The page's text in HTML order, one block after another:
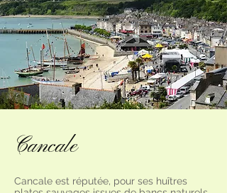
Cancale
Cancale est réputée, pour ses huîtres